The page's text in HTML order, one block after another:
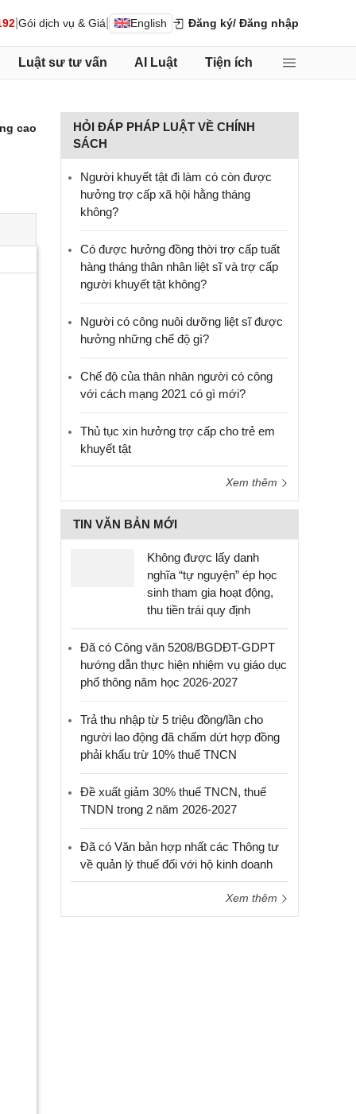
Gói dịch vụ & Giá English Đăng ký/ Đăng nhập
Luật sư tư vấn AI Luật Tiện ích
cao
HỎI ĐÁP PHÁP LUẬT VỀ CHÍNH
SÁCH
Người khuyết tật đi làm có còn được
hưởng trợ cấp xã hội hằng tháng
không?
​Có được hưởng đồng thời trợ cấp tuất
hàng tháng thân nhân liệt sĩ và trợ cấp
người khuyết tật không?
Người có công nuôi dưỡng liệt sĩ được
hưởng những chế độ gì?
Chế độ của thân nhân người có công
với cách mạng 2021 có gì mới?
Thủ tục xin hưởng trợ cấp cho trẻ em
khuyết tật
Xem thêm
TIN VĂN BẢN MỚI
Không được lấy danh
nghĩa “tự nguyện” ép học
sinh tham gia hoạt động,
thu tiền trái quy định
Đã có Công văn 5208/BGDĐT-GDPT
hướng dẫn thực hiện nhiệm vụ giáo dục
phổ thông năm học 2026-2027
Trả thu nhập từ 5 triệu đồng/lần cho
người lao động đã chấm dứt hợp đồng
phải khấu trừ 10% thuế TNCN
Đề xuất giảm 30% thuế TNCN, thuế
TNDN trong 2 năm 2026-2027
Đã có Văn bản hợp nhất các Thông tư
về quản lý thuế đối với hộ kinh doanh
Xem thêm